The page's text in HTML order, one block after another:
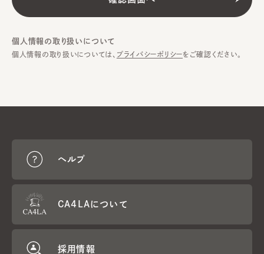
個人情報の取り扱いについて
個人情報の取り扱いについては、 プライバシーポリシーをご確認ください。
ヘルプ
CA4LAについて
採用情報